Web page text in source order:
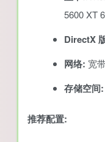
5600 XT
DirectX
网络: 宽
存储空间:
推荐配置: